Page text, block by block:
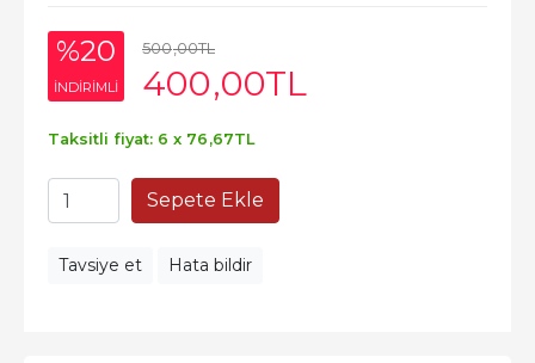
%20
INDIRIMLI
500,00TL
400,00TL
Taksitli fiyat: 6 x 76 ,67TL
Sepete Ekle
Tavsiye et Hata bildir